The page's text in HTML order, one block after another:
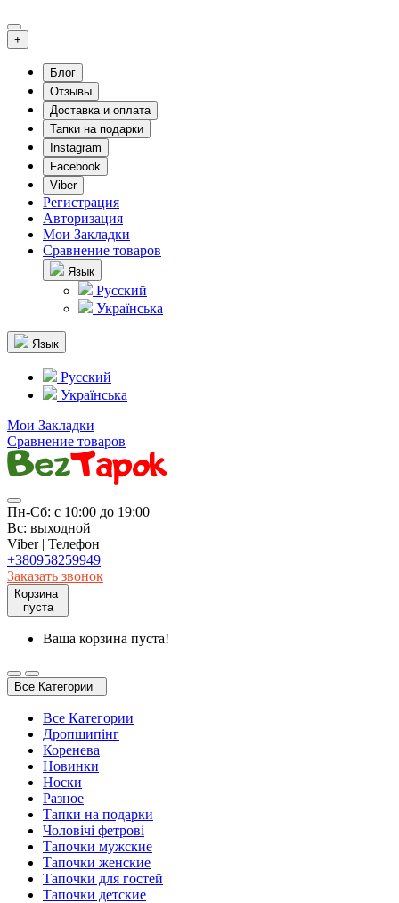
+
Блог
Отзывы
Доставка и оплата
Тапки на подарки
Instagram
Facebook
Viber
Регистрация
Авторизация
Мои Закладки
Сравнение товаров
Язык
Русский
Українська
Язык
Русский
Українська
Мои Закладки
Сравнение товаров
Пн-Сб: с 10:00 до 19:00
Вс: выходной
Viber | Телефон
+380958259949
Заказать звонок
Корзина
пуста
Ваша корзина пуста!
Все Категории
Все Категории
Дропшипінг
Коренева
Новинки
Носки
Разное
Тапки на подарки
Чоловічі фетрові
Тапочки мужские
Тапочки женские
Тапочки для гостей
Тапочки детские